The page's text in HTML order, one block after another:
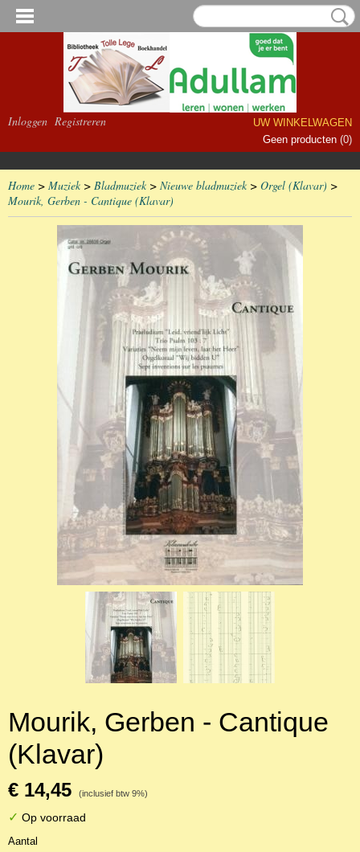
Inloggen Registreren
UW WINKELWAGEN
Geen producten (0)
Home > Muziek> Bladmuziek> Nieuwe bladmuziek> Orgel (Klavar) >
Mourik, Gerben - Cantique (Klavar)
Mourik, Gerben - Cantique
(Klavar)
€ 14,45 (inclusief btw 9%)
✓ Op voorraad
Aantal